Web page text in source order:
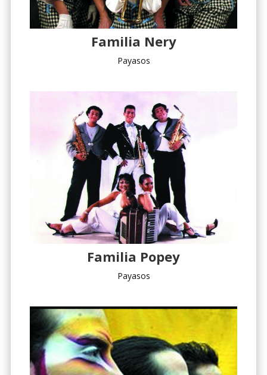
Familia Nery
Payasos
Familia Popey
Payasos